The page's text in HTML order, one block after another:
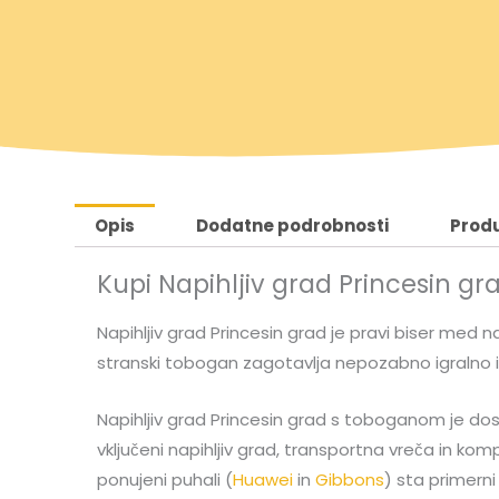
c
e
n
a
j
a
c
e
n
a
Opis Dodatne podrobnosti
Kupi Napihljiv grad Princesin
Napihljiv grad Princesin grad je pravi biser med
stranski tobogan zagotavlja nepozabno igralno
Napihljiv grad Princesin grad s toboganom je
vključeni napihljiv grad, transportna vreča in
ponujeni puhali (HuaweiinGibbons) sta